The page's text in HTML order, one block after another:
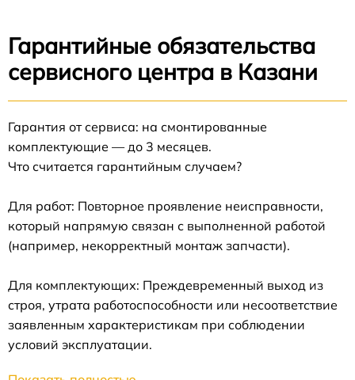
Гарантийные обязательства
сервисного центра в Казани
Гарантия от сервиса: на смонтированные
комплектующие — до 3 месяцев.
Что считается гарантийным случаем?
Для работ: Повторное проявление неисправности,
который напрямую связан с выполненной работой
(например, некорректный монтаж запчасти).
Для комплектующих: Преждевременный выход из
строя, утрата работоспособности или несоответствие
заявленным характеристикам при соблюдении
условий эксплуатации.